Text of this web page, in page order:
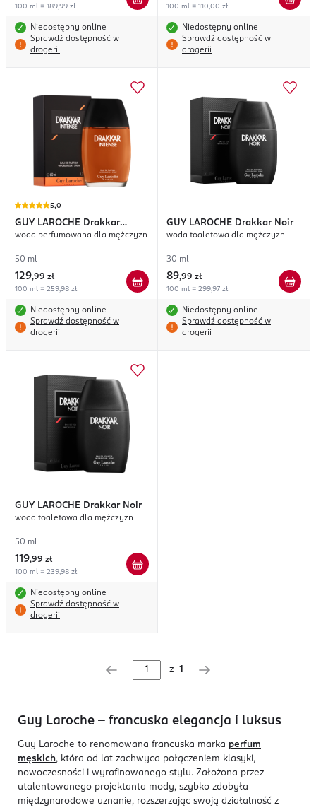
100 ml = 189,99 zł
Niedostępny online
Sprawdź dostępność w
drogerii
100 ml = 110,00 zł
Niedostępny online
Sprawdź dostępność w
drogerii
5,0
GUY LAROCHE Drakkar
Intense
woda perfumowana dla mężczyzn
50 ml
129,99 zł
100 ml = 259,98 zł
Niedostępny online
Sprawdź dostępność w
drogerii
GUY LAROCHE Drakkar Noir
woda toaletowa dla mężczyzn
30 ml
89,99 zł
100 ml = 299,97 zł
Niedostępny online
Sprawdź dostępność w
drogerii
GUY LAROCHE Drakkar Noir
woda toaletowa dla mężczyzn
50 ml
119,99 zł
100 ml = 239,98 zł
Niedostępny online
Sprawdź dostępność w
drogerii
z 1
Guy Laroche – francuska elegancja i luksus
Guy Laroche to renomowana francuska marka perfum
męskich, która od lat zachwyca połączeniem klasyki,
nowoczesności i wyrafinowanego stylu. Założona przez
utalentowanego projektanta mody, szybko zdobyła
międzynarodowe uznanie, rozszerzając swoją działalność z